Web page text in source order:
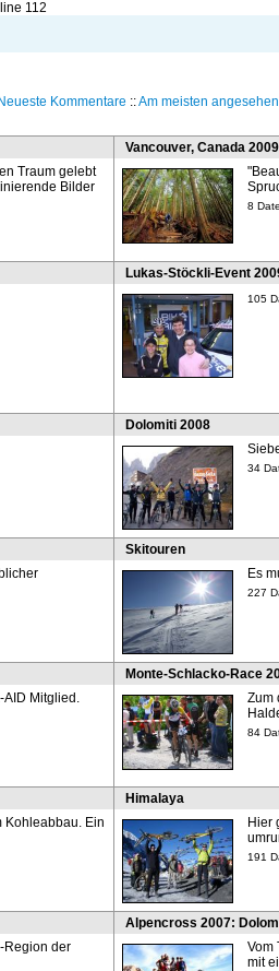
112
Neueste Kommentare ::Am meisten angesehen
Traum gelebt
Bilder
Vancouver, Canada 2009
8
Lukas-Stöckli-Event
105
Dolomiti 2008
34
Skitouren
Es
227
AID Mitglied.
Monte-Schlacko-Race
Zum
84
Kohleabbau. Ein
Himalaya
Hier
191
Region der
Alpencross 2007:
Vom
mit